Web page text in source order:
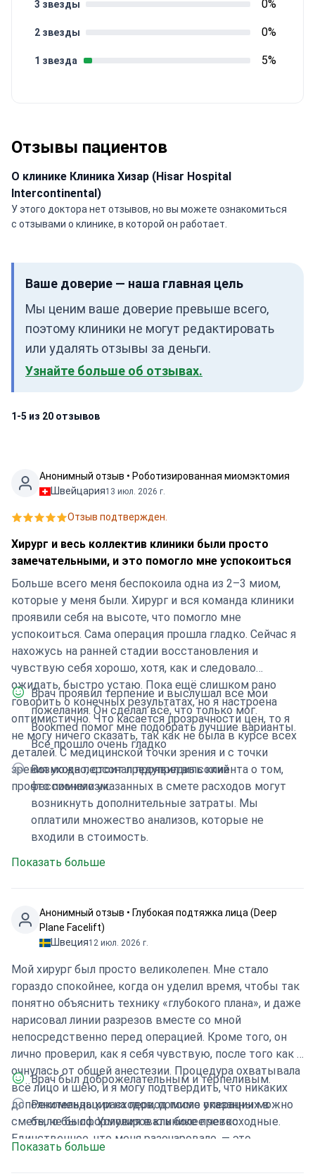
1 звезда 5%
2 звезды 0%
3 звезды 0%
Отзывы пациентов
О клинике Клиника Хизар (Hisar Hospital
Intercontinental)
У этого доктора нет отзывов, но вы можете ознакомиться
с отзывами о клинике, в которой он работает.
Ваше доверие — наша главная цель
Мы ценим ваше доверие превыше всего,
поэтому клиники не могут редактировать
или удалять отзывы за деньги.
Узнайте больше об отзывах.
1-5 из 20 отзывов
Анонимный отзыв • Роботизированная миомэктомия
Швейцария13 июл. 2026 г.
Отзыв подтвержден.
Хирург и весь коллектив клиники были просто
замечательными, и это помогло мне успокоиться
Больше всего меня беспокоила одна из 2–3 миом,
которые у меня были. Хирург и вся команда клиники
проявили себя на высоте, что помогло мне
успокоиться. Сама операция прошла гладко. Сейчас я
нахожусь на ранней стадии восстановления и
чувствую себя хорошо, хотя, как и следовало
ожидать, быстро устаю. Пока ещё слишком рано
говорить о конечных результатах, но я настроена
оптимистично. Что касается прозрачности цен, то я
не могу ничего сказать, так как не была в курсе всех
деталей. С медицинской точки зрения и с точки
зрения ухода персонал проявил высокий
профессионализм.
Врач проявил терпение и выслушал все мои
пожелания. Он сделал всё, что только мог.
Bookmed помог мне подобрать лучшие варианты.
Всё прошло очень гладко
Возможно, стоит предупредить клиента о том,
что помимо указанных в смете расходов могут
возникнуть дополнительные затраты. Мы
оплатили множество анализов, которые не
входили в стоимость.
Показать больше
Анонимный отзыв • Глубокая подтяжка лица (Deep
Plane Facelift)
Швеция12 июл. 2026 г.
Мой хирург был просто великолепен. Мне стало
гораздо спокойнее, когда он уделил время, чтобы так
понятно объяснить технику «глубокого плана», и даже
нарисовал линии разрезов вместе со мной
непосредственно перед операцией. Кроме того, он
лично проверил, как я себя чувствую, после того как я
очнулась от общей анестезии. Процедура охватывала
всё лицо и шею, и я могу подтвердить, что никаких
дополнительных расходов, помимо указанных в
смете, не было. Условия в клинике превосходные.
Единственное, что меня разочаровало, — это
послеоперационный уход, так как персонал
Врач был доброжелательным и терпеливым.
Рекомендации на период после операции можно
было бы сформулировать более четко.
Показать больше